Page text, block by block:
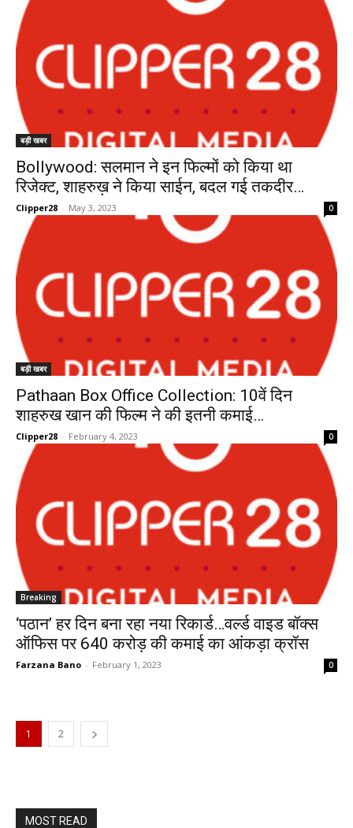
बड़ी खबर
Bollywood: सलमान ने इन फिल्मों को किया था
रिजेक्ट, शाहरुख़ ने किया साईन, बदल गई तकदीर…
Clipper28 - May 3, 2023 0
बड़ी खबर
Pathaan Box Office Collection: 10वें दिन
शाहरुख खान की फिल्म ने की इतनी कमाई…
Clipper28 - February 4, 2023 0
Breaking
‘पठान’ हर दिन बना रहा नया रिकार्ड…वर्ल्ड वाइड बॉक्स
ऑफिस पर 640 करोड़ की कमाई का आंकड़ा क्रॉस
Farzana Bano - February 1, 2023 0
1 2
MOST READ